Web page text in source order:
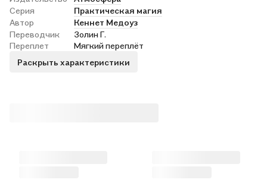
Серия
Практическая магия
Автор
Кеннет Медоуз
Переводчик
Золин Г.
Переплет
Мягкий переплёт
Раскрыть характеристики